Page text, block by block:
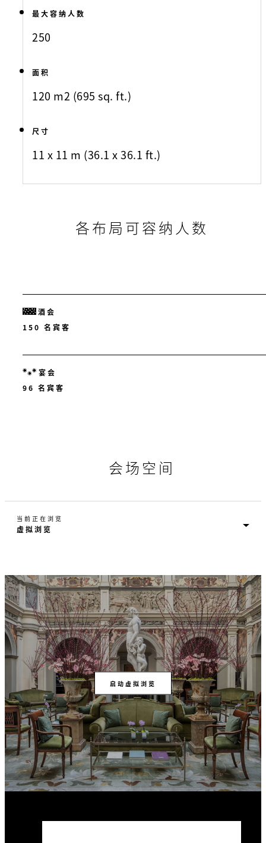
最大容纳人数
250
面积
120 m2 (695 sq. ft.)
尺寸
11 x 11 m (36.1 x 36.1 ft.)
各布局可容纳人数
酒会
150 名宾客
宴会
96 名宾客
会场空间
当前正在浏览
启动虚拟浏览